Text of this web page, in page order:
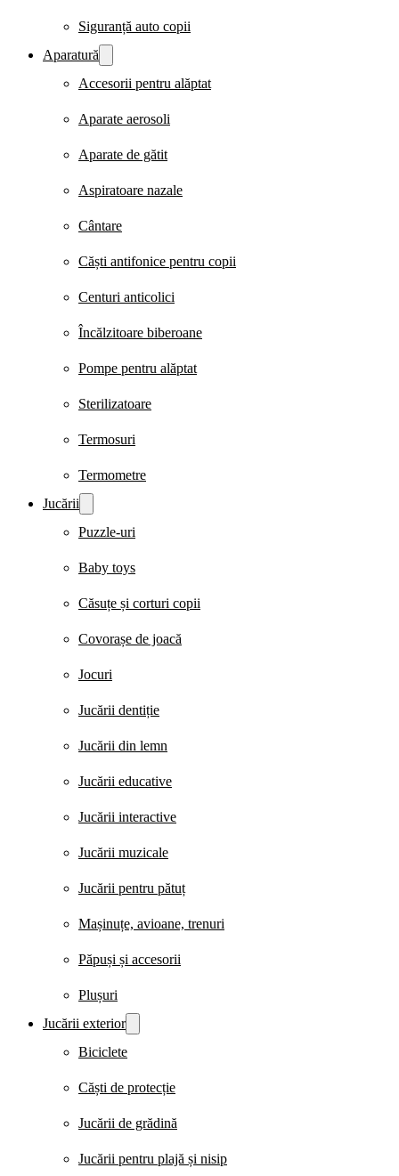
Siguranță auto copii
Aparatură
Accesorii pentru alăptat
Aparate aerosoli
Aparate de gătit
Aspiratoare nazale
Cântare
Căști antifonice pentru copii
Centuri anticolici
Încălzitoare biberoane
Pompe pentru alăptat
Sterilizatoare
Termosuri
Termometre
Jucării
Puzzle-uri
Baby toys
Căsuțe și corturi copii
Covorașe de joacă
Jocuri
Jucării dentiție
Jucării din lemn
Jucării educative
Jucării interactive
Jucării muzicale
Jucării pentru pătuț
Mașinuțe, avioane, trenuri
Păpuși și accesorii
Plușuri
Jucării exterior
Biciclete
Căști de protecție
Jucării de grădină
Jucării pentru plajă și nisip